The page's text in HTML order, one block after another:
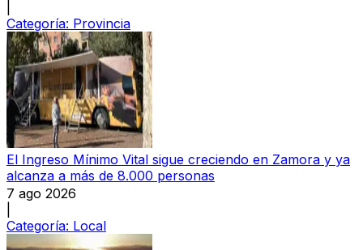
Categoría: Provincia
El Ingreso Mínimo Vital sigue creciendo en Zamora y ya
alcanza a más de 8.000 personas
7 ago 2026
Categoría: Local